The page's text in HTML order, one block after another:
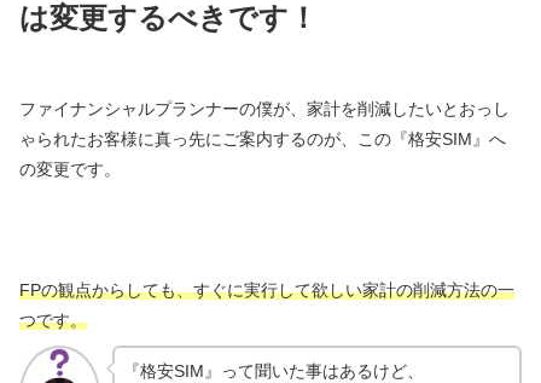
は変更するべきです！
ファイナンシャルプランナーの僕が、家計を削減したいとおっし
ゃられたお客様に真っ先にご案内するのが、この『格安SIM』へ
の変更です。
FPの観点からしても、すぐに実行して欲しい家計の削減方法の一
つです。
『格安SIM』って聞いた事はあるけど、